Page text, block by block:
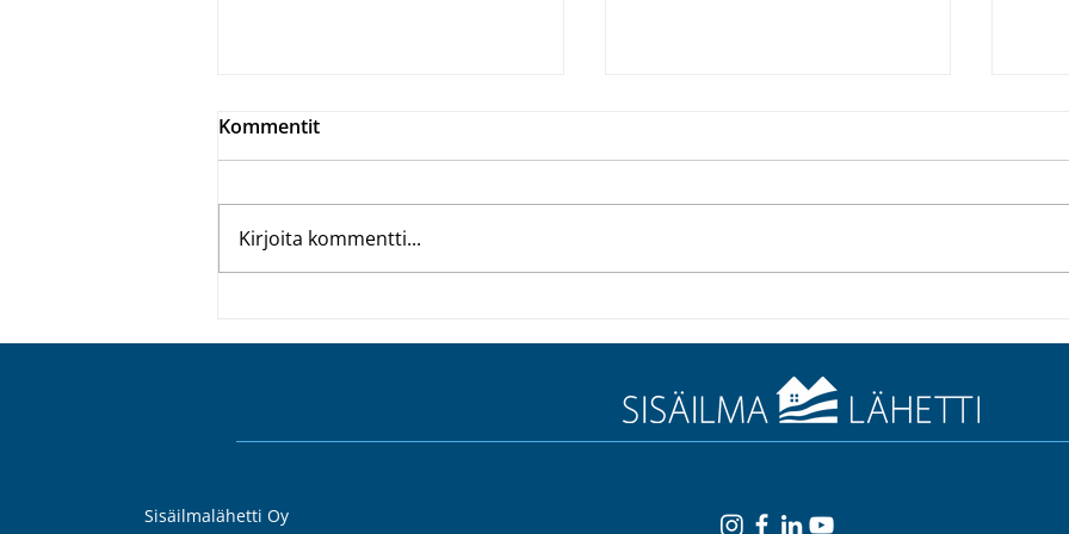
kokonaisvaltaiseen
sisäilman mittarointi
näppärään
olosuhdeseurantaan
Kommentit
Kirjoita kommentti...
Sisäilmalähetti Oy